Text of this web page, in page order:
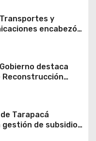
y
encabezó
de coordinación
de cables en
destaca
Reconstrucción
la inversión
Tarapacá
Tarapacá
de subsidios
en jornada